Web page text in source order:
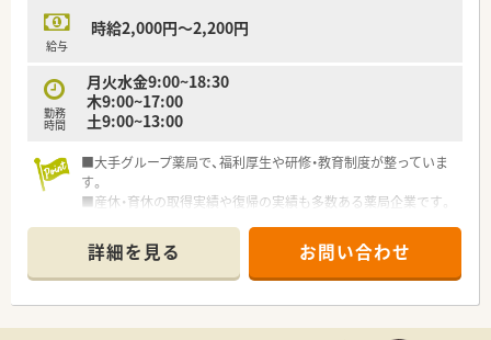
給与
時給2,000円～2,200円
勤務
時間
月火水金9:00~18:30
木9:00~17:00
土9:00~13:00
■大手グループ薬局で、福利厚生や研修・教育制度が整っていま
す。
■産休・育休の取得実績や復帰の実績も多数ある薬局企業です。
詳細を見る お問い合わせ